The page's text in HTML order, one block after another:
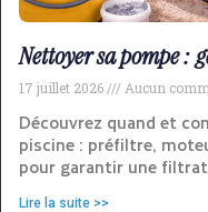
Nettoyer sa pompe :
17 juillet 2026 Aucun
Découvrez quand et
piscine : préfiltre,
pour garantir une
Lire la suite >>